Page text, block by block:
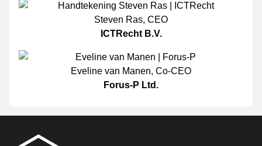
Steven Ras, CEO
ICTRecht B.V.
Eveline van Manen, Co-CEO
Forus-P Ltd.